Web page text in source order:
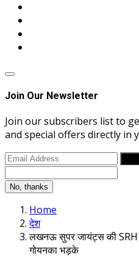
Join Our Newsletter
Join our subscribers list to
and special offers directly in
No, thanks
Home
देश
लखनऊ सुपर जायंट्स की SRH
गोयनका भड़के